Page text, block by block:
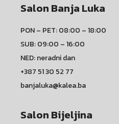
Salon Banja Luka
PON – PET: 08:00 – 18:00
SUB: 09:00 – 16:00
NED: neradni dan
+387 51 30 52 77
banjaluka@kalea.ba
Salon Bijeljina